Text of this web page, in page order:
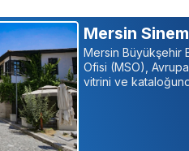
Mersin
Mersin Büyükşehir
Ofisi (MSO), Avrupa
vitrini ve